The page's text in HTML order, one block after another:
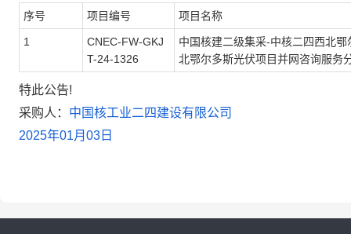
序号 项目编号 项目名称
1
CNEC-FW-GKJ
T-24-1326
中国核建二级集采-中核二四西北
北鄂尔多斯光伏项目并网咨询服务
特此公告!
采购人： 中国核工业二四建设有限公司
2025年01月 03 日